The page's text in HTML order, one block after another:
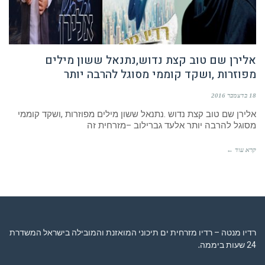
אלירן שם טוב קצת נדוש,נתנאל ששון מילים
מפוזרות ,ושקד קוממי מסוגל להרבה יותר
18 בדצמבר 2016
אלירן שם טוב קצת נדוש .נתנאל ששון מילים מפוזרות ,ושקד קוממי
מסוגל להרבה יותר אלעד גברילוב –מזרחית זה
קרא עוד ←
רדיו מנטה – רדיו מזרחית ים תיכוני המואזנת והמובילה בישראל המשדרת
24 שעות ביממה,